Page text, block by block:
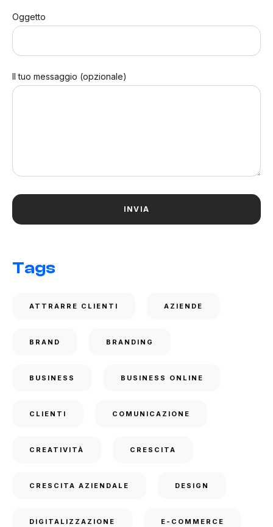
Oggetto
Il tuo messaggio (opzionale)
Tags
ATTRARRE CLIENTI AZIENDE
BRAND BRANDING
BUSINESS BUSINESS ONLINE
CLIENTI COMUNICAZIONE
CREATIVITÀ CRESCITA
CRESCITA AZIENDALE DESIGN
DIGITALIZZAZIONE E-COMMERCE